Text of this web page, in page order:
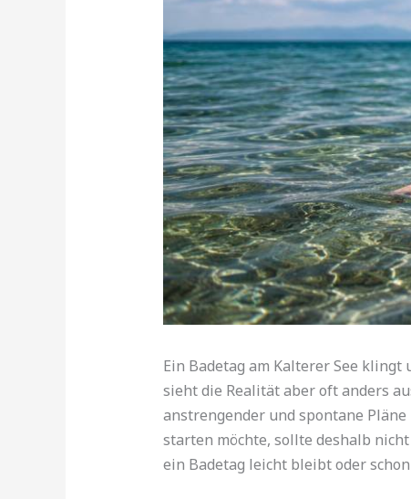
Ein Badetag am Kalterer See
sieht die Realität aber oft anders
anstrengender und spontane
starten möchte, sollte deshalb
ein Badetag leicht bleibt oder